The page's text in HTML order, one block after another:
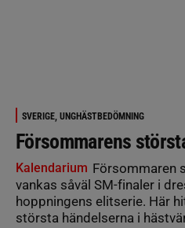
SVERIGE, UNGHÄSTBEDÖMNING
Försommarens
Kalendarium Försommaren
vankas såväl SM-finaler i
hoppningens elitserie. Här
största händelserna i